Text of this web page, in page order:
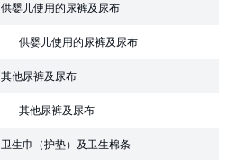
供婴儿使用的尿裤及尿布
供婴儿使用的尿裤及尿布
其他尿裤及尿布
其他尿裤及尿布
卫生巾（护垫）及卫生棉条